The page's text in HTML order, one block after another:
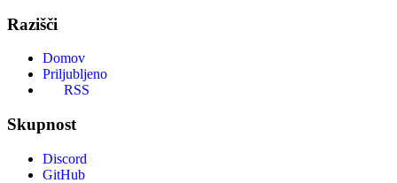
Razišči
Domov
Priljubljeno
RSS
Skupnost
Discord
GitHub